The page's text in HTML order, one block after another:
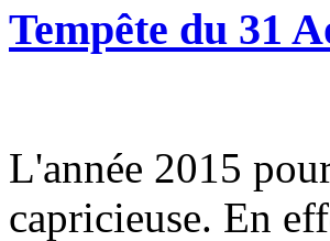
Tempête du 31
L'année 2015
capricieuse. En